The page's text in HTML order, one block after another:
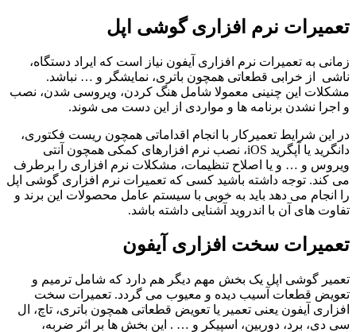
تعمیرات نرم افزاری گوشی اپل
زمانی به تعمیرات نرم افزاری آیفون نیاز است که ایراد دستگاه،
ناشی از خرابی قطعاتی همچون باتری، نمایشگر و … نباشد.
مشکلات این چنینی معمولا شامل هنگ کردن، ویروسی شدن، نصب
و اجرا نشدن برنامه ها و مواردی از این دست می شوند.
در این شرایط تعمیرکار با انجام اقداماتی همچون ریست فکتوری،
دانگرید یا آپگرید iOS، نصب نرم افزارهای کمکی همچون آنتی
ویروس و … و یا اصلاح تنظیمات، مشکلات نرم افزاری را برطرف
می کند. توجه داشته باشید کسی که تعمیرات نرم افزاری گوشی اپل
را انجام می دهد باید به خوبی با سیستم عامل محصولات این برند و
تفاوت های آن با اندروید آشنایی داشته باشد.
تعمیرات سخت افزاری آیفون
تعمیر گوشی اپل یک بخش مهم دیگر هم دارد که شامل ترمیم و
تعویض قطعات آسیب دیده و معیوب می گردد. تعمیرات سخت
افزاری آیفون یعنی تعمیر یا تعویض قطعاتی همچون باتری، تاچ، ال
سی دی، برد، دوربین، اسپیکر و … . این بخش ها بر اثر ضربه،